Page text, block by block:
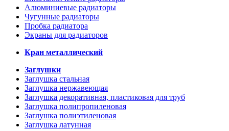
Алюминиевые радиаторы
Чугунные радиаторы
Пробка радиатора
Экраны для радиаторов
Кран металлический
Заглушки
Заглушка стальная
Заглушка нержавеющая
Заглушка декоративная, пластиковая для труб
Заглушка полипропиленовая
Заглушка полиэтиленовая
Заглушка латунная